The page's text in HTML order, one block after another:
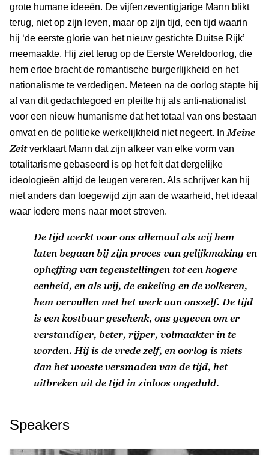
grote humane ideeën. De vijfenzeventigjarige Mann blikt
terug, niet op zijn leven, maar op zijn tijd, een tijd waarin
hij ‘de eerste glorie van het nieuw gestichte Duitse Rijk’
meemaakte. Hij ziet terug op de Eerste Wereldoorlog, die
hem ertoe bracht de romantische burgerlijkheid en het
nationalisme te verdedigen. Meteen na de oorlog stapte hij
af van dit gedachtegoed en pleitte hij als anti-nationalist
voor een nieuw humanisme dat het totaal van ons bestaan
omvat en de politieke werkelijkheid niet negeert. In Meine
Zeitverklaart Mann dat zijn afkeer van elke vorm van
totalitarisme gebaseerd is op het feit dat dergelijke
ideologieën altijd de leugen vereren. Als schrijver kan hij
niet anders dan toegewijd zijn aan de waarheid, het ideaal
waar iedere mens naar moet streven.
De tijd werkt voor ons allemaal als wij hem
laten begaan bij zijn proces van gelijkmaking en
opheffing van tegenstellingen tot een hogere
eenheid, en als wij, de enkeling en de volkeren,
hem vervullen met het werk aan onszelf. De tijd
is een kostbaar geschenk, ons gegeven om er
verstandiger, beter, rijper, volmaakter in te
worden. Hij is de vrede zelf, en oorlog is niets
dan het woeste versmaden van de tijd, het
uitbreken uit de tijd in zinloos ongeduld.
Speakers